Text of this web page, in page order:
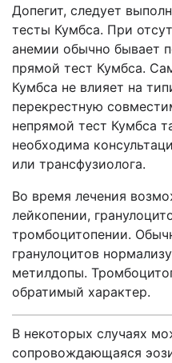
Допегит, следует
тесты Кумбса. При
анемии обычно бывает
прямой тест Кумбса.
Кумбса не влияет на
перекрестную
непрямой тест Кумбса
необходима
или трансфузиолога.
Во время лечения
лейкопении,
тромбоцитопении.
гранулоцитов
метилдопы.
обратимый характер.
В некоторых случаях
сопровождающаяся